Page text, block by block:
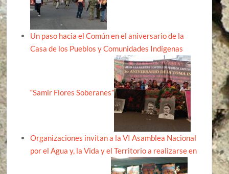
Un paso hacia el Común en el aniversario de la
Casa de los Pueblos y Comunidades Indígenas
“Samir Flores Soberanes”
Organizaciones invitan a la VI Asamblea Nacional
por el Agua y, la Vida y el Territorio a realizarse en